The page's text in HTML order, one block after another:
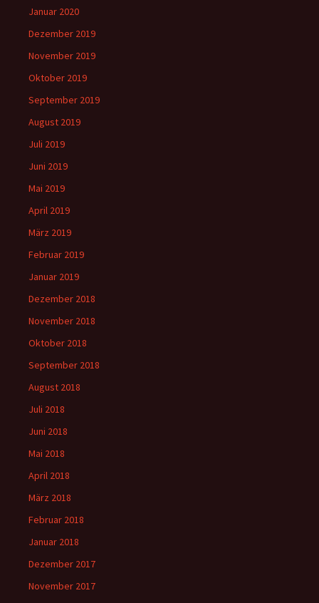
Januar 2020
Dezember 2019
November 2019
Oktober 2019
September 2019
August 2019
Juli 2019
Juni 2019
Mai 2019
April 2019
März 2019
Februar 2019
Januar 2019
Dezember 2018
November 2018
Oktober 2018
September 2018
August 2018
Juli 2018
Juni 2018
Mai 2018
April 2018
März 2018
Februar 2018
Januar 2018
Dezember 2017
November 2017